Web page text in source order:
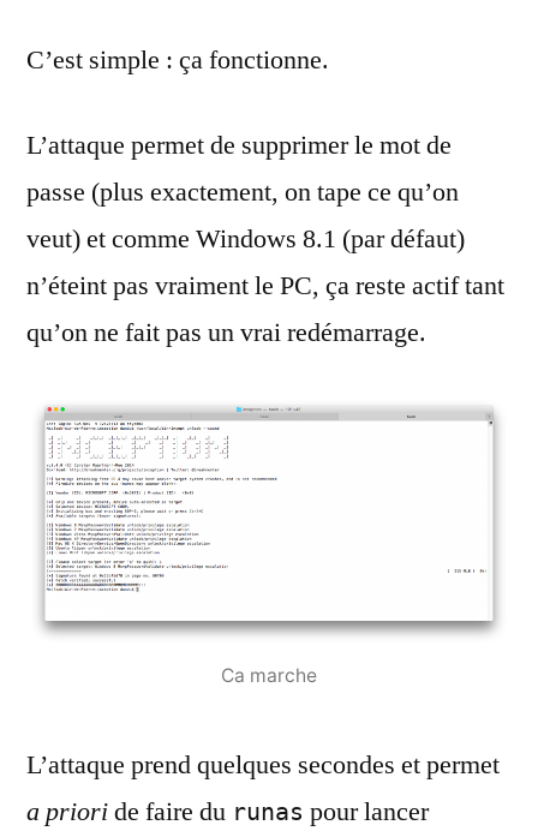
C’est simple : ça fonctionne.
L’attaque permet de supprimer le mot de
passe (plus exactement, on tape ce qu’on
veut) et comme Windows 8.1 (par défaut)
n’éteint pas vraiment le PC, ça reste actif tant
qu’on ne fait pas un vrai redémarrage.
Ca marche
L’attaque prend quelques secondes et permet
a prioride faire du runas pour lancer